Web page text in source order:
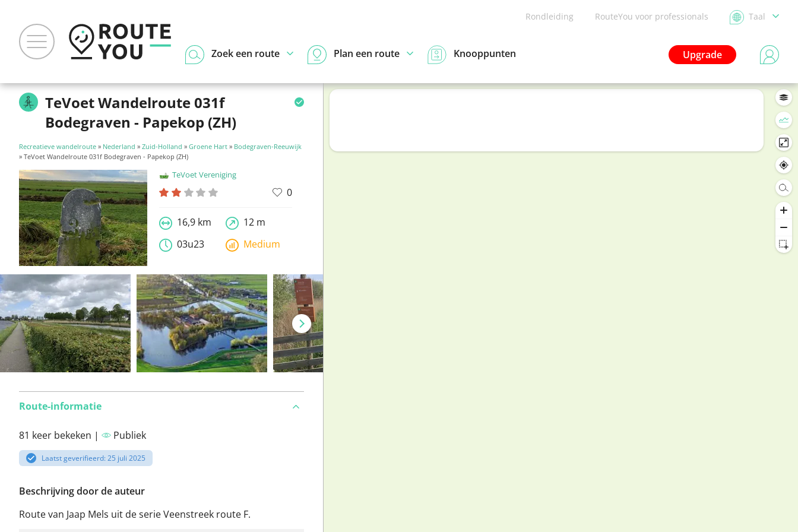
Rondleiding RouteYou voor professionals Taal
Upgrade
Zoek een route Plan een route Knooppunten
TeVoet Wandelroute 031f
Bodegraven - Papekop (ZH)
Recreatieve wandelroute » Nederland » Zuid-Holland » Groene Hart » Bodegraven-Reeuwijk
» TeVoet Wandelroute 031f Bodegraven - Papekop (ZH)
TeVoet Vereniging
0
16,9 km
12 m
03u23
Medium
Route-informatie
81 keer bekeken | Publiek
Laatst geverifieerd: 25 juli 2025
Beschrijving door de auteur
Route van Jaap Mels uit de serie Veenstreek route F.